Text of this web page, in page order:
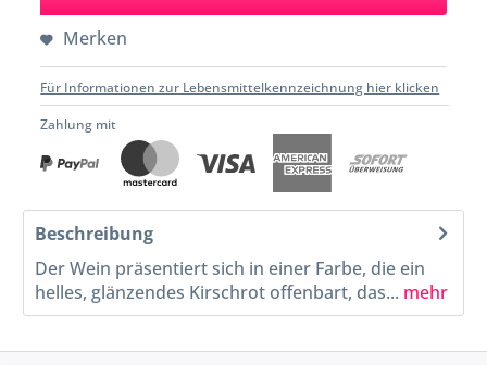
Merken
Für Informationen zur Lebensmittelkennzeichnung hier klicken
Zahlung mit
Beschreibung
Der Wein präsentiert sich in einer Farbe, die ein
helles, glänzendes Kirschrot offenbart, das... mehr